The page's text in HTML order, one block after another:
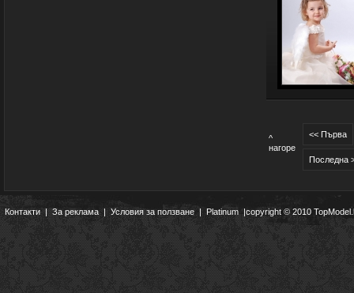
^
нагоре
<< Първа
Последна
Контакти|За реклама | Условия за ползване | Platinum |copyright © 2010